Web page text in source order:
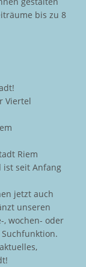
bis zu 8
Viertel
Riem
ist seit Anfang
jetzt auch
unseren
, wochen- oder